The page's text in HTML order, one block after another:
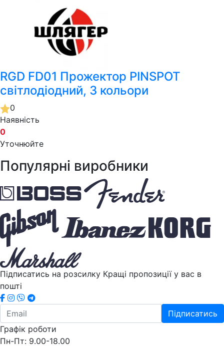
RGD FD01 Прожектор PINSPOT
світлодіодний, 3 кольори
0
Наявність
0
Уточнюйте
Популярні виробники
Підписатись на розсилку Кращі пропозиції у вас в
пошті
Підписатись
Графік роботи
Пн-Пт: 9.00-18.00